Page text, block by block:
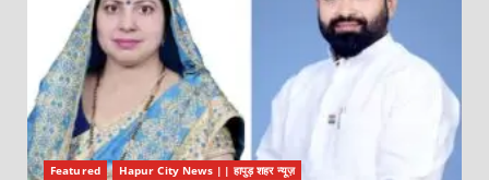
Featured Hapur City News || हापुड़ शहर न्यूज़